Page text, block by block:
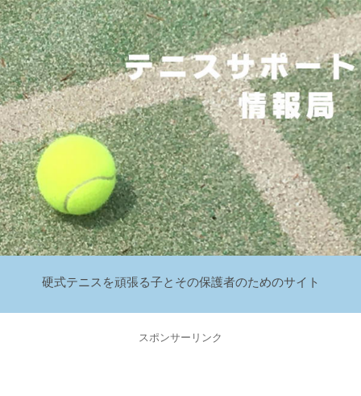
硬式テニスを頑張る子とその保護者のためのサイト
スポンサーリンク